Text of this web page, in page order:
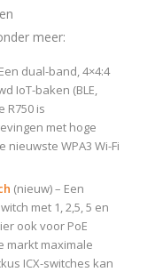
meer:
dual-band, 4×4:4
IoT-baken (BLE,
R750 is
met hoge
WPA3 Wi-Fi
(nieuw) – Een
met 1, 2,5, 5 en
ook voor PoE
markt maximale
ICX-switches kan